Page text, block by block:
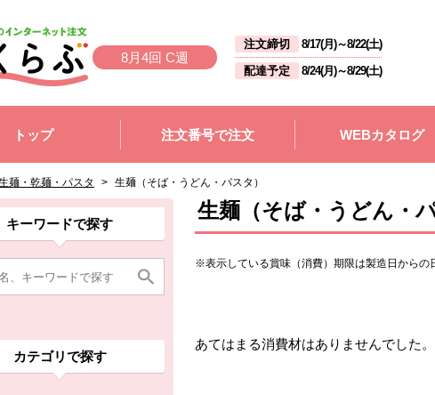
8月4回 C週
注文締切 8/17(月)～8/22(土)
配達予定
8/24(月)～8/29(土)
トップ
注文番号で注文 WEBカタログ
麺・乾麺・パスタ > 生麺（そば・うどん・パスタ）
消費材検索メニューです。
キーワードで探す
カテゴリで探す
索メニューここまで。
文です。
組合員向けメニューです。
けメニューここまで。
文です。 生麺（そば・うどん・パ
※表示している賞味（消費）期限は製造日からの
あてはまる消費材はありませんでした。